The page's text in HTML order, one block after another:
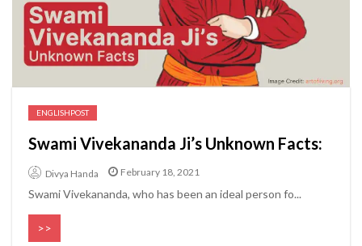
ENGLISHPOST
Swami Vivekananda Ji’s Unknown Facts:
Divya Handa February 18, 2021
Swami Vivekananda, who has been an ideal person fo...
>>